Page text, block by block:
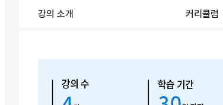
강의 소개 커리큘럼